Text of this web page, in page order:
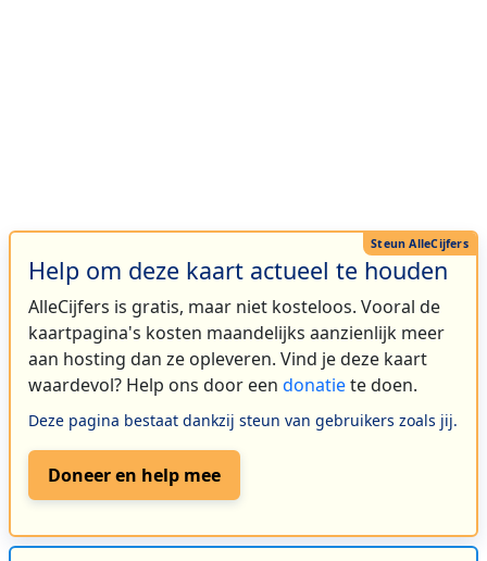
Help om deze kaart actueel te houden
AlleCijfers is gratis, maar niet kosteloos. Vooral de
kaartpagina's kosten maandelijks aanzienlijk meer
aan hosting dan ze opleveren. Vind je deze kaart
waardevol? Help ons door een donatiete doen.
Deze pagina bestaat dankzij steun van gebruikers zoals jij.
Doneer en help mee